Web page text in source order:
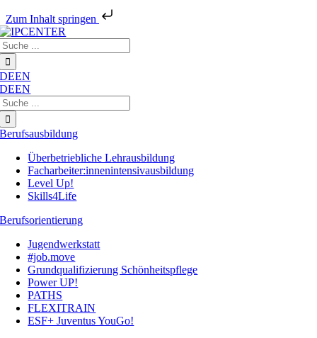
Zum Inhalt springen
Zum
Inhalt
springen
DEEN
DEEN
Berufsausbildung
Überbetriebliche Lehrausbildung
Facharbeiter:innenintensivausbildung
Level Up!
Skills4Life
Berufsorientierung
Jugendwerkstatt
#job.move
Grundqualifizierung Schönheitspflege
Power UP!
PATHS
FLEXITRAIN
ESF+ Juventus YouGo!